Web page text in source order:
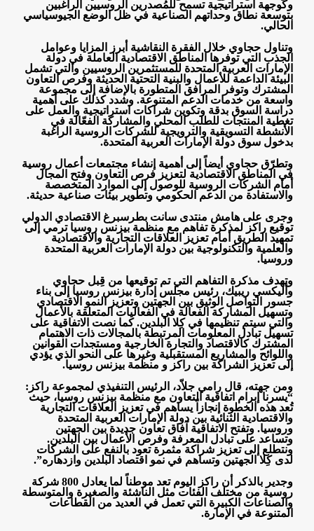
وكوجهة استراتيجية تسمح للمُصدرين الروسيين الراغبين
بتوسعة نطاق وحداتهم الصناعية في ظل الوضع الجيوسياسي
الحالي.
وتناول حجاوي خلال الفقرة النقاشية أبرز المزايا وعوامل
الجذب التي توفرها المناطق الاقتصادية العاملة في دولة
الإمارات العربية المتحدة للمستثمرين الروسيين والتي تشمل
البيئة الداعمة للأعمال والبنية التحتية الحديثة وفرص التعاون
المشترك وتوفر المرافق المتطورة بالإضافة إلى مجموعة
واسعة من خدمات الدعم المتنوعة. وشدد كذلك على أهمية
دراسة السوق بدقة وتكوين شراكات استراتيجية والعمل على
تغطية المنتجات للطلب المحلي والمشاركة الفعّالة في
الأنشطة التسويقية والترويجية للشركات الروسية الراغبة
بدخول سوق دولة الإمارات العربية المتحدة.
وتطرّق حجاوي أيضاً إلى أهمية إنشاء مجتمعات أعمال روسية
في المناطق الاقتصادية لتعزيز فرص التعاون وفتح المجال
أمام الشركات الروسية للوصول إلى الموارد المتخصصة
والاستفادة من الدعم الحكومي وتطوير بيئات صناعية حديثة.
وجرى على هامش منتدى سانت بطرسبرغ الاقتصادي الدولي
توقيع راكز لمذكرة تفاهم مع منظمة بيزنس روسيا ترمي إلى
تمهيد الطريق أمام تعزيز العلاقات التجارية والاقتصادية
والعلمية والتكنولوجية بين دولة الإمارات العربية المتحدة
وروسيا.
وتهدف مذكرة التفاهم التي تم توقيعها من قِبل حجاوي
وأليكسي ريبيك، رئيس مجلس إدارة بيزنس روسيا إلى بناء
جسور التواصل الوثيق بين الجهتين وتعزيز النمو الاقتصادي
وتسهيل المشاركة الفعالة في الفعاليات المتعلقة بالأعمال
والتي سيتم تنظيمها في كِلا البلدين. كما نصت الاتفاقية على
تسهيل تبادل المعلومات المرتبطة بالمجالات ذات الاهتمام
المشترك كالاقتصاد والتجارة الخارجية ومستجدات القوانين
واللوائح والمشاريع المستقبلية وغيرها على النحو الذي يؤدي
إلى تعزيز الشراكة بين راكز و منظمة بيزنس روسيا.
ومن جهته، قال رامي جلاّد، الرئيس التنفيذي لمجموعة راكز:
“يسرنا إبرام اتفاقية التعاون مع منظمة بيزنس روسيا، حيث
تُعد هذه الخطوة إنجازاً يساهم في تعزيز العلاقات التجارية
والاقتصادية الثنائية بين دولة الإمارات العربية المتحدة
وروسيا. وتفتح الاتفاقية آفاق تعاون جديدة بين الجهتين
وتساعد على تبادل المعرفة وفرص الأعمال بين البلدين.
ونتطلع إلى تعزيز شراكة مثمرة تعود بالنفع على الشركات
لدى كِلا الجهتين وتساهم في نمو اقتصاد البلدين وازدهاره.”
وجدير بالذكر أن راكز اليوم تعد موطناً لما يعادل 800 شركة
روسية من مختلف الفئات مثل الناشئة والصغيرة والمتوسطة
والصناعات الكبيرة التي تعمل في العديد من القطاعات
المتنوعة في الإمارة.